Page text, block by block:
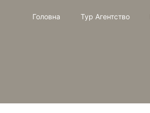
Головна Тур Агентство